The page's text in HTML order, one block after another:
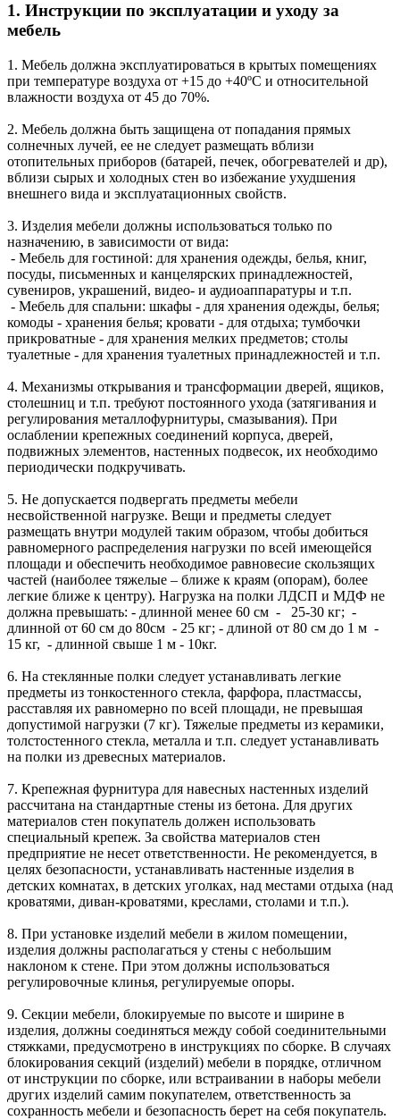
1. Инструкции по эксплуатации и уходу за
мебель
1. Мебель должна эксплуатироваться в крытых помещениях
при температуре воздуха от +15 до +40ºС и относительной
влажности воздуха от 45 до 70%.
2. Мебель должна быть защищена от попадания прямых
солнечных лучей, ее не следует размещать вблизи
отопительных приборов (батарей, печек, обогревателей и др),
вблизи сырых и холодных стен во избежание ухудшения
внешнего вида и эксплуатационных свойств.
3. Изделия мебели должны использоваться только по
назначению, в зависимости от вида:
- Мебель для гостиной: для хранения одежды, белья, книг,
посуды, письменных и канцелярских принадлежностей,
сувениров, украшений, видео- и аудиоаппаратуры и т.п.
- Мебель для спальни: шкафы - для хранения одежды, белья;
комоды - хранения белья; кровати - для отдыха; тумбочки
прикроватные - для хранения мелких предметов; столы
туалетные - для хранения туалетных принадлежностей и т.п.
4. Механизмы открывания и трансформации дверей, ящиков,
столешниц и т.п. требуют постоянного ухода (затягивания и
регулирования металлофурнитуры, смазывания). При
ослаблении крепежных соединений корпуса, дверей,
подвижных элементов, настенных подвесок, их необходимо
периодически подкручивать.
5. Не допускается подвергать предметы мебели
несвойственной нагрузке. Вещи и предметы следует
размещать внутри модулей таким образом, чтобы добиться
равномерного распределения нагрузки по всей имеющейся
площади и обеспечить необходимое равновесие скользящих
частей (наиболее тяжелые – ближе к краям (опорам), более
легкие ближе к центру). Нагрузка на полки ЛДСП и МДФ не
должна превышать: - длинной менее 60 см - 25-30 кг; -
длинной от 60 см до 80см - 25 кг; - длиной от 80 см до 1 м -
15 кг, - длинной свыше 1 м - 10кг.
6. На стеклянные полки следует устанавливать легкие
предметы из тонкостенного стекла, фарфора, пластмассы,
расставляя их равномерно по всей площади, не превышая
допустимой нагрузки (7 кг). Тяжелые предметы из керамики,
толстостенного стекла, металла и т.п. следует устанавливать
на полки из древесных материалов.
7. Крепежная фурнитура для навесных настенных изделий
рассчитана на стандартные стены из бетона. Для других
материалов стен покупатель должен использовать
специальный крепеж. За свойства материалов стен
предприятие не несет ответственности. Не рекомендуется, в
целях безопасности, устанавливать настенные изделия в
детских комнатах, в детских уголках, над местами отдыха (над
кроватями, диван-кроватями, креслами, столами и т.п.).
8. При установке изделий мебели в жилом помещении,
изделия должны располагаться у стены с небольшим
наклоном к стене. При этом должны использоваться
регулировочные клинья, регулируемые опоры.
9. Секции мебели, блокируемые по высоте и ширине в
изделия, должны соединяться между собой соединительными
стяжками, предусмотрено в инструкциях по сборке. В случаях
блокирования секций (изделий) мебели в порядке, отличном
от инструкции по сборке, или встраивании в наборы мебели
других изделий самим покупателем, ответственность за
сохранность мебели и безопасность берет на себя покупатель.